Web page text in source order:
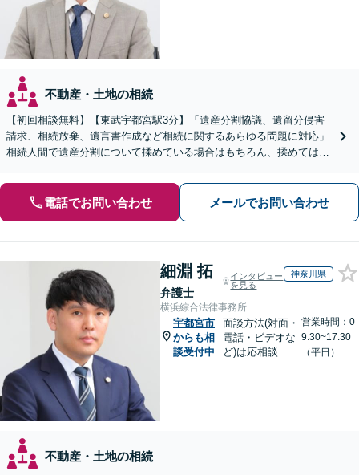
不動産・土地の相続
【初回相談無料】【東武宇都宮駅3分】「遺産分割協議、遺留分侵害
請求、相続放棄、遺言書作成など相続に関するあらゆる問題に対応」
相続人間で遺産分割について揉めている場合はもちろん、揉めてはい
電話でお問い合わせ メールでお問い合わせ
細淵 拓
弁護士
インタビュー
を見る
神奈川県
横浜綜合法律事務所
宇都宮市
からも相
談受付中
面談方法(対面・
電話・ビデオな
ど)は応相談
営業時間：0
9:30~17:30
（平日）
不動産・土地の相続